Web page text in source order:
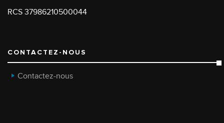
RCS 37986210500044
CONTACTEZ-NOUS
Contactez-nous